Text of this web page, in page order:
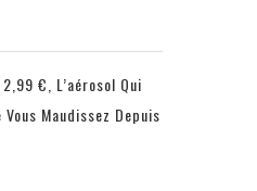
€, L’aérosol Qui
Maudissez Depuis